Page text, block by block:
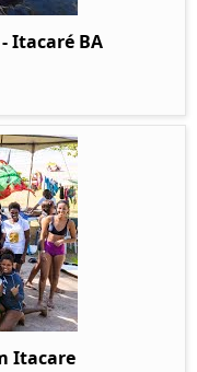
Itacaré BA
Itacare